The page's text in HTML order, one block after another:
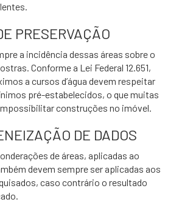
PRESERVAÇÃO
a incidência dessas áreas sobre o
Conforme a Lei Federal 12.651,
a cursos d’água devem respeitar
pré-estabelecidos, o que muitas
construções no imóvel.
DE DADOS
de áreas, aplicadas ao
devem sempre ser aplicadas aos
caso contrário o resultado